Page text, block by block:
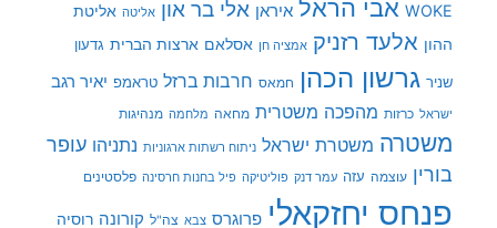
WOKE אבי הראל איראן אלי בר און אליטה אליטת
ההון אלעד רזניק אמציה חן אסלאם ארצות הברית גדעון
שניר גרשון הכהן חמאס חרבות ברזל טראמפ יאיר רגב
ישראל כרזות מהפכה משטרית מחאה מלחמה מנהיגות
משטרה משטרת ישראל ניתוח רשתות ארגוניות נתניהו עופר
בורין עוצמה עזה עמר דנק פוליטיקה פיל בחנות חרסינה פלסטינים
פנחס יחזקאלי פרוגרס צבא צה"ל קורונה רוסיה